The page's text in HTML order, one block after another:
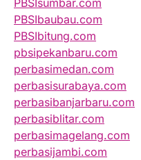
PBSIsumbar.com
PBSIbaubau.com
PBSIbitung.com
pbsipekanbaru.com
perbasimedan.com
perbasisurabaya.com
perbasibanjarbaru.com
perbasiblitar.com
perbasimagelang.com
perbasijambi.com